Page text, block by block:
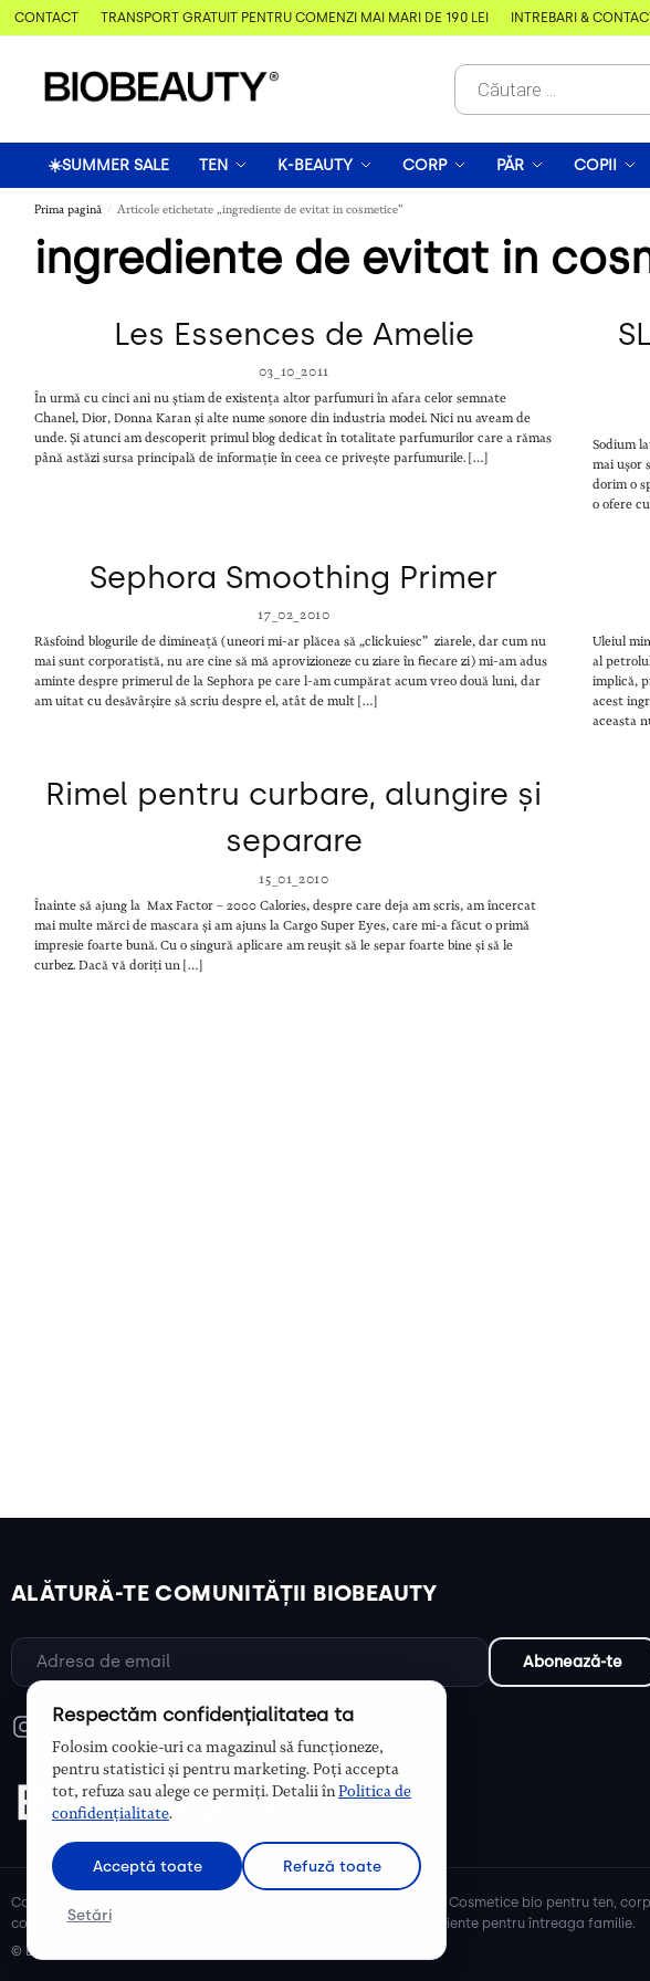
TRANSPORT GRATUIT PENTRU COMENZI MAI MARI DE 190 LEI ÎNTREBĂRI & CONTACT
☀️SUMMER SALE TEN K-BEAUTY CORP PĂR COPII
Prima pagină / Articole etichetate „ingrediente de evitat in cosmetice”
ingrediente de evitat in
Les Essences de Amelie
03_10_2011
În urmă cu cinci ani nu știam de existența altor parfumuri în afara celor semnate
Chanel, Dior, Donna Karan și alte nume sonore din industria modei. Nici nu aveam de
unde. Și atunci am descoperit primul blog dedicat în totalitate parfumurilor care a rămas
până astăzi sursa principală de informație în ceea ce privește parfumurile. […]
Sodium
mai ușor
dorim o
o ofere
Sephora Smoothing Primer
17_02_2010
Răsfoind blogurile de dimineață (uneori mi-ar plăcea să „clickuiesc” ziarele, dar cum nu
mai sunt corporatistă, nu are cine să mă aprovizioneze cu ziare în fiecare zi) mi-am adus
aminte despre primerul de la Sephora pe care l-am cumpărat acum vreo două luni, dar
am uitat cu desăvârșire să scriu despre el, atât de mult […]
Uleiul
al
implică,
acest
aceasta
Rimel pentru curbare, alungire și
separare
15_01_2010
Înainte să ajung la Max Factor – 2000 Calories, despre care deja am scris, am încercat
mai multe mărci de mascara și am ajuns la Cargo Super Eyes, care mi-a făcut o primă
impresie foarte bună. Cu o singură aplicare am reușit să le separ foarte bine și să le
curbez. Dacă vă doriți un […]
ALĂTURĂ-TE COMUNITĂȚII BIOBEAUTY
Cosmetice bio și naturale, ulei de argan, ulei de cocos, unt de shea. Cosmetice bio pentru ten,
cosmetice naturale pentru mămici și copii, cosmetice organice eficiente pentru întreaga familie.
© Biobeauty 2026. Toate drepturile rezervate.
Respectăm confidențialitatea ta
Folosim cookie-uri ca magazinul să funcționeze,
pentru statistici și pentru marketing. Poți accepta
tot, refuza sau alege ce permiți. Detalii înPolitica de
confidențialitate.
Acceptă toate Refuză toate
Setări